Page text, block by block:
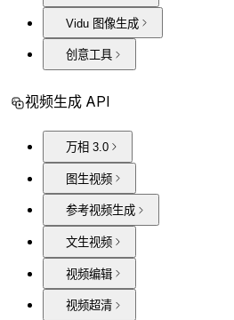
Vidu 图像生成
创意工具
视频生成 API
万相 3.0
图生视频
参考视频生成
文生视频
视频编辑
视频超清